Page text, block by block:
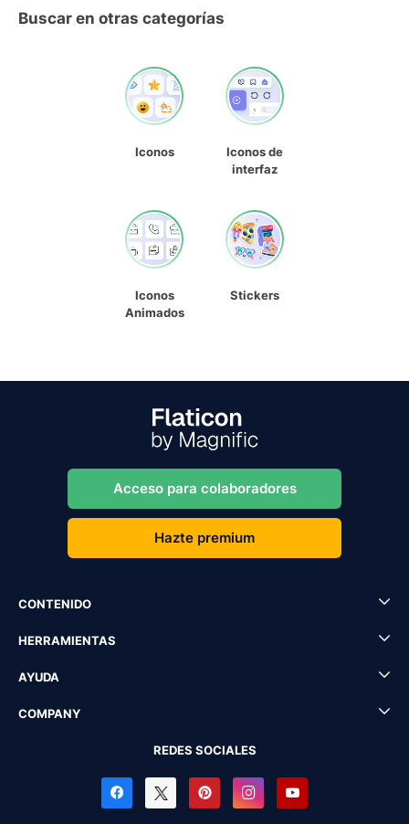
Buscar en otras categorías
Iconos
Iconos de
interfaz
Iconos
Animados
Stickers
Acceso para colaboradores
Hazte premium
CONTENIDO
HERRAMIENTAS
AYUDA
COMPANY
REDES SOCIALES